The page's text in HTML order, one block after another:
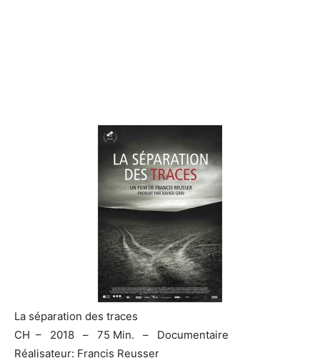
La séparation des traces
CH – 2018 – 75 Min. – Documentaire
Réalisateur: Francis Reusser